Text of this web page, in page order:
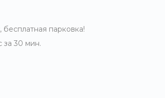
парковка!
за 30 мин.